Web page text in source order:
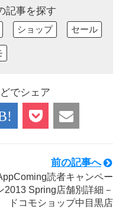
記事を探す
ショップ セール
でシェア
前の記事へ
読者キャンペー
2013 Spring店舗別詳細－
ドコモショップ中目黒店